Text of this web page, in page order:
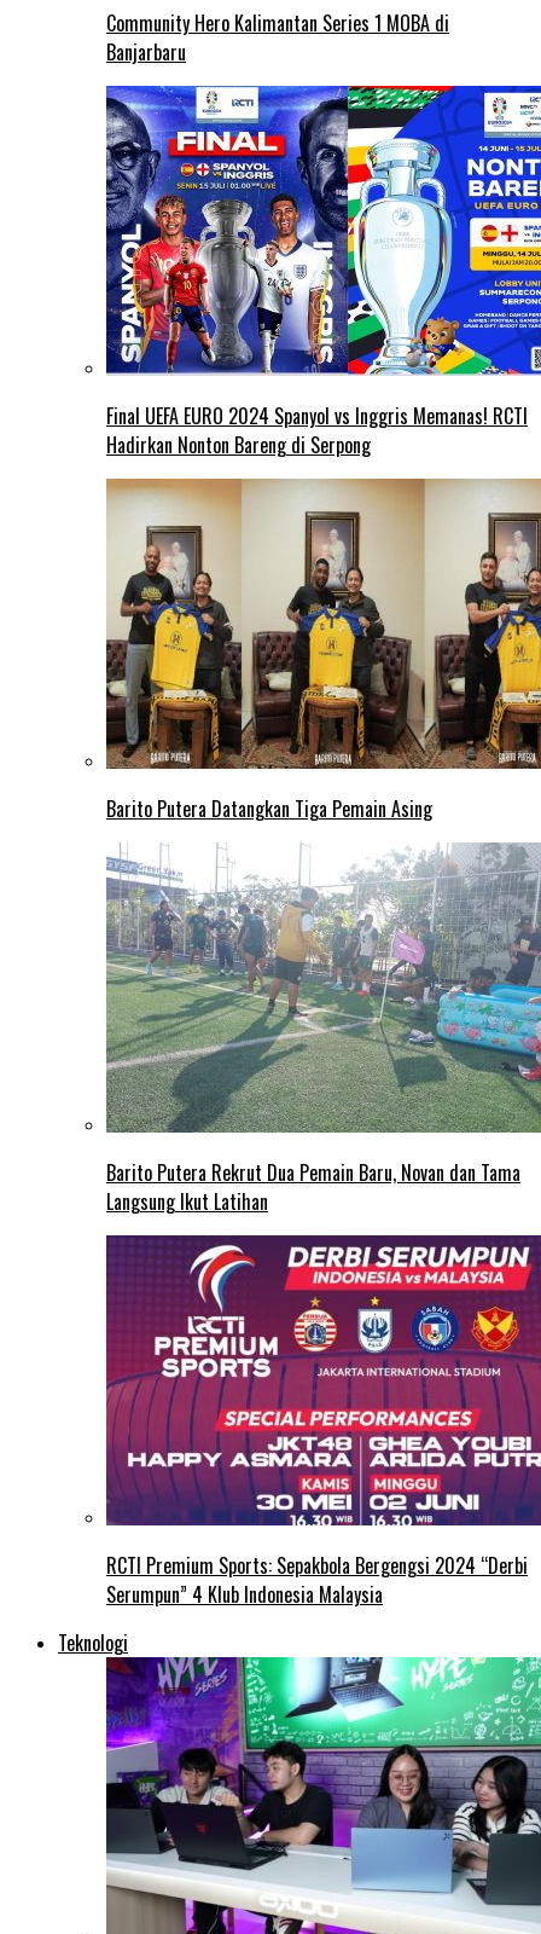
Community Hero Kalimantan Series 1 MOBA di
Banjarbaru
Final UEFA EURO 2024 Spanyol vs Inggris Memanas! RCTI
Hadirkan Nonton Bareng di Serpong
Barito Putera Datangkan Tiga Pemain Asing
Barito Putera Rekrut Dua Pemain Baru, Novan dan Tama
Langsung Ikut Latihan
RCTI Premium Sports: Sepakbola Bergengsi 2024 “Derbi
Serumpun” 4 Klub Indonesia Malaysia
Teknologi